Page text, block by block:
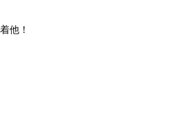
他！